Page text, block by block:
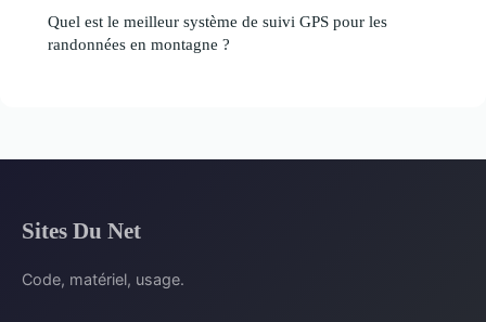
Quel est le meilleur système de suivi GPS pour les
randonnées en montagne ?
Sites Du Net
Code, matériel, usage.